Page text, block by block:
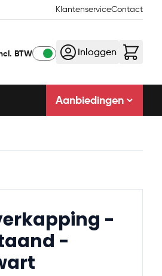
KlantenserviceContact
BTW Inloggen
Aanbiedingen
-
-